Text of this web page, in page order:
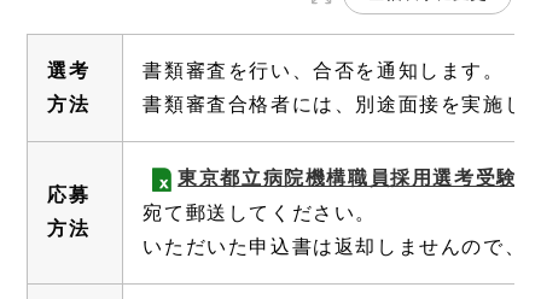
選考
方法
書類審査を行い、合否を通知します。
書類審査合格者には、別途面接を実施し
応募
方法
東京都立病院機構職員採用選考受験
宛て郵送してください。
いただいた申込書は返却しませんので、